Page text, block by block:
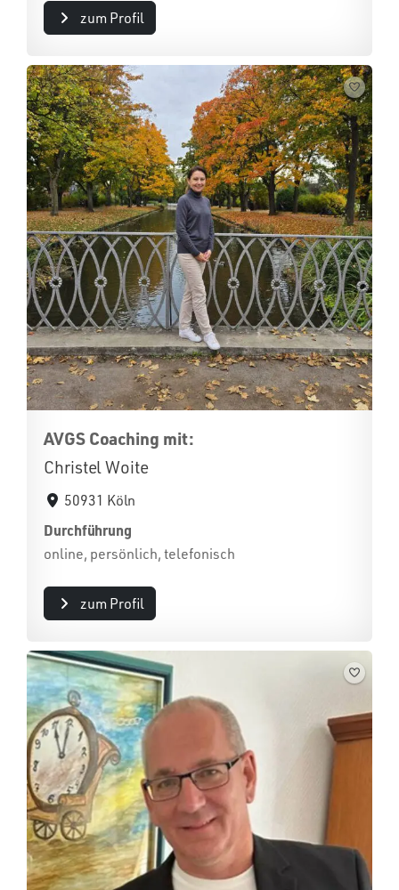
zum Profil
AVGS Coaching mit:
Christel Woite
50931 Köln
Durchführung
online, persönlich, telefonisch
zum Profil